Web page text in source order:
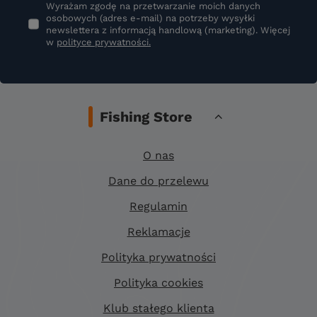
Wyrażam zgodę na przetwarzanie moich danych
osobowych (adres e-mail) na potrzeby wysyłki
newslettera z informacją handlową (marketing). Więcej
w polityce prywatności.
Fishing Store
O nas
Dane do przelewu
Regulamin
Reklamacje
Polityka prywatności
Polityka cookies
Klub stałego klienta